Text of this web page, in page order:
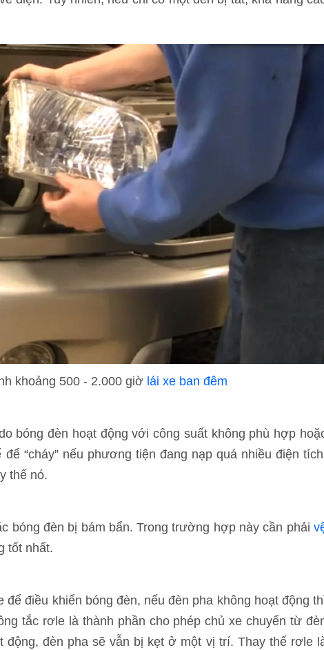
khoảng 500 - 2.000 giờ lái xe ban đêm
bóng đèn hoạt động với công suất không phù hợp
“cháy” nếu phương tiện đang nạp quá nhiều điện
thế nó.
bóng đèn bị bám bẩn. Trong trường hợp này cần phải
tốt nhất.
điều khiển bóng đèn, nếu đèn pha không hoạt động
tắc rơle là thành phần cho phép chủ xe chuyển từ
động, đèn pha sẽ vẫn bị kẹt ở một vị trí. Thay thế rơle